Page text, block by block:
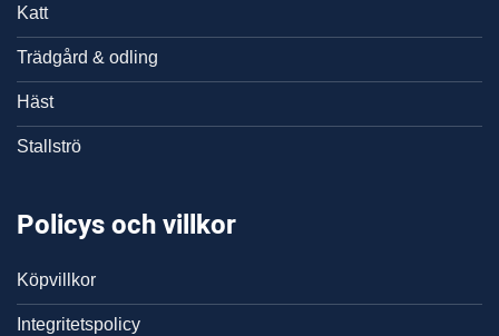
Katt
Trädgård & odling
Häst
Stallströ
Policys och villkor
Köpvillkor
Integritetspolicy